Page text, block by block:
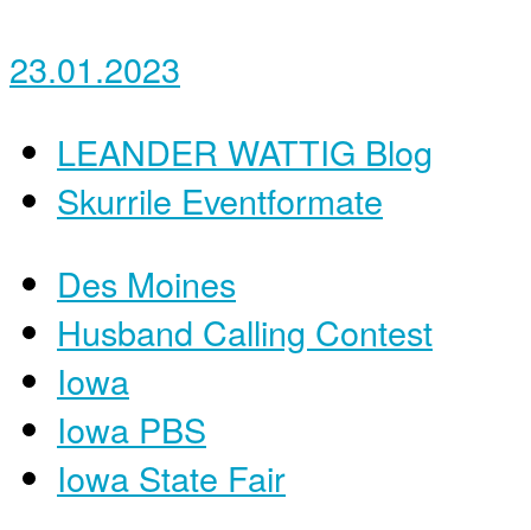
23.01.2023
LEANDER WATTIG Blog
Skurrile Eventformate
Des Moines
Husband Calling Contest
Iowa
Iowa PBS
Iowa State Fair